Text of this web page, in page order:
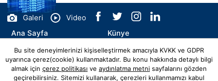
Galeri
Video
Ana Sayfa
Künye
İletişim
Bu site deneyimlerinizi kişiselleştirmek amacıyla KVKK ve GDPR
uyarınca çerez(cookie) kullanmaktadır. Bu konu hakkında detaylı bilgi
almak için çerez politikası ve aydınlatma metni sayfalarını gözden
geçirebilirsiniz. Sitemizi kullanarak, çerezleri kullanmamızı kabul